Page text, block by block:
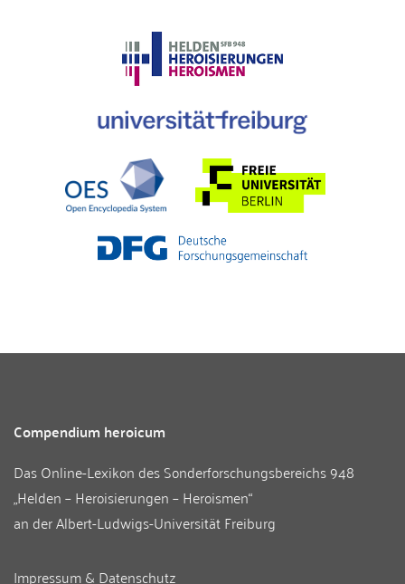
Compendium heroicum
Das Online-Lexikon desSonderforschungsbereichs 948
„Helden – Heroisierungen – Heroismen“
an derAlbert-Ludwigs-Universität Freiburg
Impressum & Datenschutz